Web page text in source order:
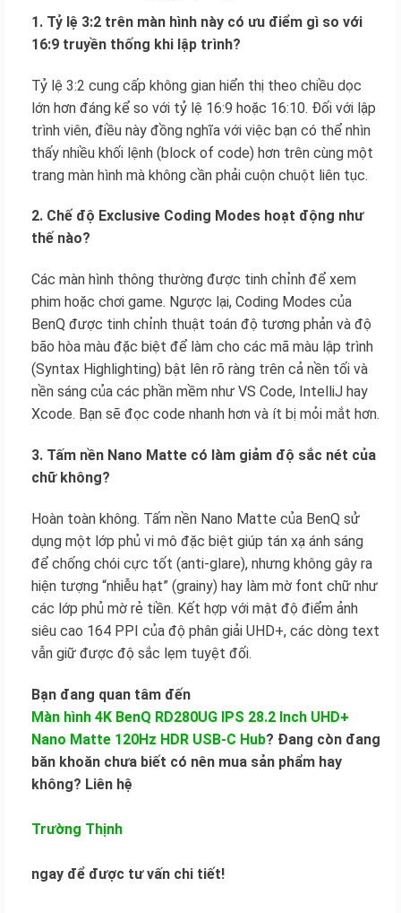
1. Tỷ lệ 3:2 trên màn hình này có ưu điểm gì so với
16:9 truyền thống khi lập trình?
Tỷ lệ 3:2 cung cấp không gian hiển thị theo chiều dọc
lớn hơn đáng kể so với tỷ lệ 16:9 hoặc 16:10. Đối với lập
trình viên, điều này đồng nghĩa với việc bạn có thể nhìn
thấy nhiều khối lệnh (block of code) hơn trên cùng một
trang màn hình mà không cần phải cuộn chuột liên tục.
2. Chế độ Exclusive Coding Modes hoạt động như
thế nào?
Các màn hình thông thường được tinh chỉnh để xem
phim hoặc chơi game. Ngược lại, Coding Modes của
BenQ được tinh chỉnh thuật toán độ tương phản và độ
bão hòa màu đặc biệt để làm cho các mã màu lập trình
(Syntax Highlighting) bật lên rõ ràng trên cả nền tối và
nền sáng của các phần mềm như VS Code, IntelliJ hay
Xcode. Bạn sẽ đọc code nhanh hơn và ít bị mỏi mắt hơn.
3. Tấm nền Nano Matte có làm giảm độ sắc nét của
chữ không?
Hoàn toàn không. Tấm nền Nano Matte của BenQ sử
dụng một lớp phủ vi mô đặc biệt giúp tán xạ ánh sáng
để chống chói cực tốt (anti-glare), nhưng không gây ra
hiện tượng “nhiễu hạt” (grainy) hay làm mờ font chữ như
các lớp phủ mờ rẻ tiền. Kết hợp với mật độ điểm ảnh
siêu cao 164 PPI của độ phân giải UHD+, các dòng text
vẫn giữ được độ sắc lẹm tuyệt đối.
Bạn đang quan tâm đến
Màn hình 4K BenQ RD280UG IPS 28.2 Inch UHD+
Nano Matte 120Hz HDR USB-C Hub? Đang còn đang
băn khoăn chưa biết có nên mua sản phẩm hay
không? Liên hệ
Trường Thịnh
ngay để được tư vấn chi tiết!